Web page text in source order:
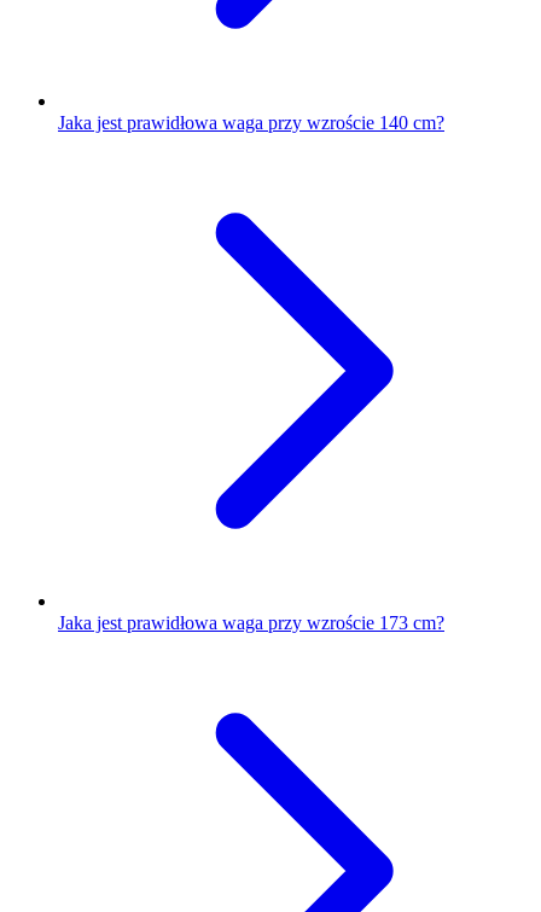
Jaka jest prawidłowa waga przy wzroście 140 cm?
Jaka jest prawidłowa waga przy wzroście 173 cm?